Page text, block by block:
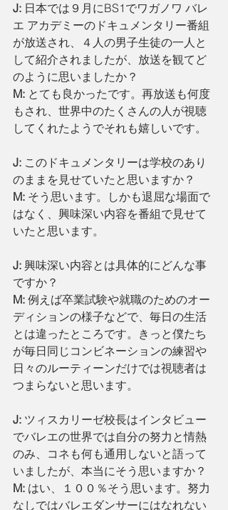
J: 日本では９月にBS1でワガノワ バレ
エ アカデミーのドキュメンタリー番組
が放送され、４人の男子生徒の一人と
して紹介されましたが、放送を観てど
のように思いましたか？
M: とても良かったです。再放送も何度
もされ、世界中のたくさんの人が視聴
してくれたようでそれも嬉しいです。
J: このドキュメンタリーは学校のあり
のままを見せていたと思いますか？
M: そう思います。しかも退屈な場面で
はなく、興味深い内容を番組で見せて
いたと思います。
J: 興味深い内容とは具体的にどんな事
ですか？
M: 例えば卒業試験や就職のためのオー
ディションの様子などで、毎日の生活
とは違ったところです。きっと僕たち
が毎日同じコンビネーションの練習や
日々のルーティーンだけでは視聴者は
つまらないと思います。
J: ツィスカリーゼ校長はインタビュー
でバレエの世界では自分の努力と情熱
のみ、コネも何も通用しないと語って
いましたが、本当にそう思いますか？
M: はい、１００％そう思います。努力
なしではバレエダンサーにはなれない